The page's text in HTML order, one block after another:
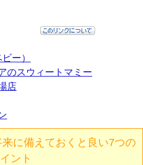
ー）
のスウィートマミー
店
に備えておくと良い7つの
ント